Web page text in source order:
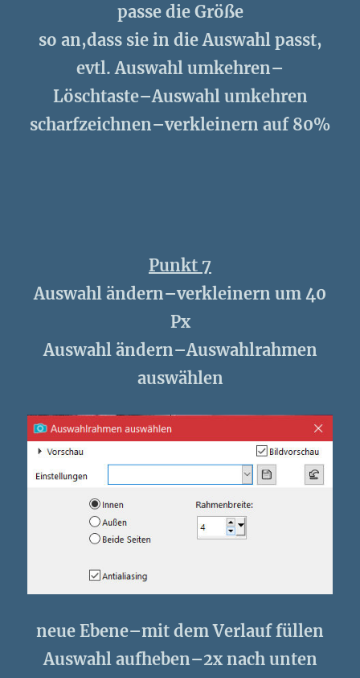
passe die Größe
so an,dass sie in die Auswahl passt,
evtl. Auswahl umkehren–
Löschtaste–Auswahl umkehren
scharfzeichnen–verkleinern auf 80%
Punkt 7
Auswahl ändern–verkleinern um 40
Px
Auswahl ändern–Auswahlrahmen
auswählen
neue Ebene–mit dem Verlauf füllen
Auswahl aufheben–2x nach unten